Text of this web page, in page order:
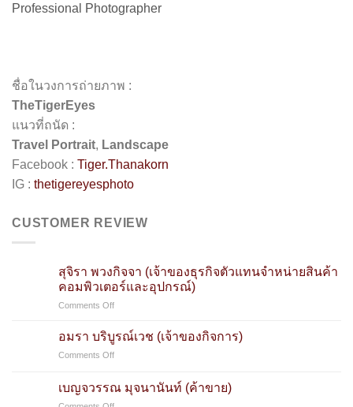
Professional Photographer
ชื่อในวงการถ่ายภาพ :
TheTigerEyes
แนวที่ถนัด :
Travel Portrait, Landscape
Facebook : Tiger.Thanakorn
IG : thetigereyesphoto
CUSTOMER REVIEW
สุจิรา พวงกิจจา (เจ้าของธุรกิจตัวแทนจำหน่ายสินค้า
คอมพิวเตอร์และอุปกรณ์)
Comments Offon
พวง
ธุรกิจ
ตัวแทน
อมรา บริบูรณ์เวช (เจ้าของกิจการ)
Comments Offon
เวช
เบญจวรรณ มุจนานันท์ (ค้าขาย)
on